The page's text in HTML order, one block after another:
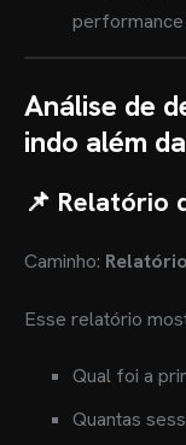
performance
Análise de
indo além
📌 Relatório
Caminho:
Esse relatório
Qual foi a
Quantas